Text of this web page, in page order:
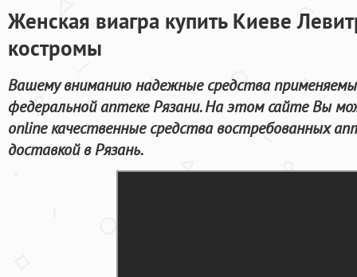
Женская виагра купить Киеве
костромы
Вашему вниманию надежные средства
федеральной аптеке Рязани. На этом сайте Вы
online качественные средства востребованных
доставкой в Рязань.